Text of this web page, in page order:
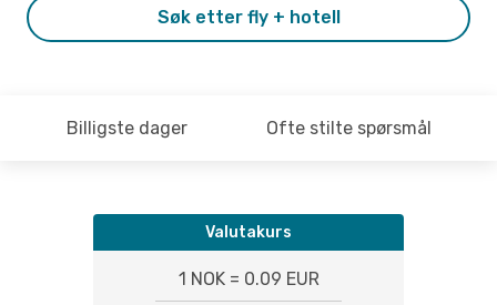
Søk etter fly + hotell
Billigste dager Ofte stilte spørsmål
Valutakurs
1 NOK = 0.09 EUR